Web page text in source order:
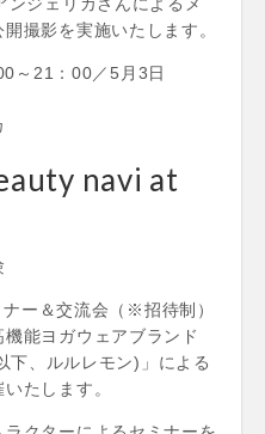
撮影を実施いたします。
～21：00／5月3日
navi at
ー＆交流会（※招待制）
能ヨガウェアブランド
下、ルルレモン)」による
たします。